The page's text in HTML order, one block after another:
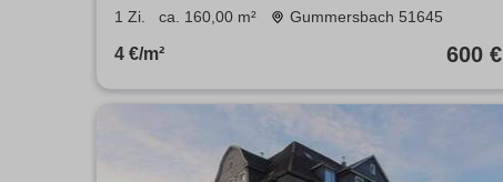
Dame 60+ (2er Wohngemeinsc
1 Zi. ca. 160,00 m² Gummersbach 51645
4 €/m² 600 €